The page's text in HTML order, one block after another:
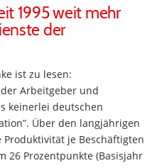
1995 weit mehr
der
ist zu lesen:
Arbeitgeber und
keinerlei deutschen
Über den langjährigen
je Beschäftigten
26 Prozentpunkte (Basisjahr